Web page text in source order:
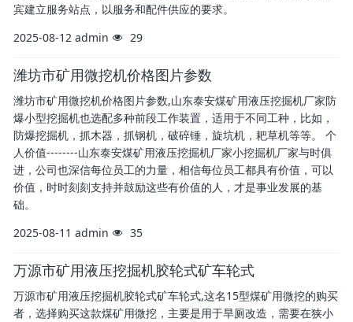
宾建立服务站点，以服务和配件供应的要求。
2025-08-12 admin 29
潍坊市矿用微挖机价格图片参数
潍坊市矿用微挖机价格图片参数,山东泰安煤矿用液压挖掘机厂家防
爆小型挖掘机也选配多种前段工作装置，适用于不同工种，比如，
防爆挖掘机，抓木器，抓钢机，破碎锤，旋坑机，耙草机等等。 个
人价值--------山东泰安煤矿用液压挖掘机厂家小挖掘机厂家与时俱
进，公司也深信每位员工的力量，相信每位员工都具有价值，可以
价值，时时刻刻支持并鼓励这些有价值的人，才是事业发展的基
础。
2025-08-11 admin 35
万源市矿用液压挖掘机胶轮式矿车轮式
万源市矿用液压挖掘机胶轮式矿车轮式,这名15型煤矿用微挖的购买
者，选择购买这款煤矿用微挖，主要是用于旱厕改造，需要在狭小